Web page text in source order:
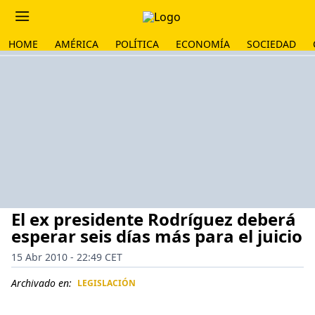
HOME AMÉRICA POLÍTICA ECONOMÍA SOCIEDAD
El ex presidente Rodríguez deberá
esperar seis días más para el juicio
15 Abr 2010 - 22:49 CET
Archivado en: LEGISLACIÓN